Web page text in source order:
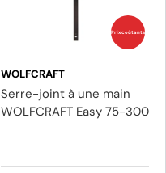
Prix coûtants
WOLFCRAFT
Serre-joint à une main
WOLFCRAFT Easy 75-300